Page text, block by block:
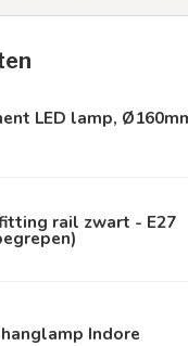
LED lamp,
rail zwart - E27
Indore